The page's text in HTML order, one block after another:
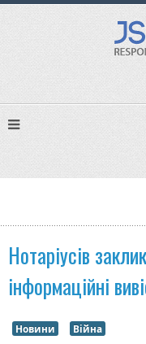
Нотаріусів
інформаційні
Новини Війна